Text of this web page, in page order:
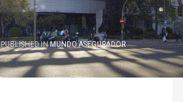
PUBLISHED INMUNDO ASEGURADOR